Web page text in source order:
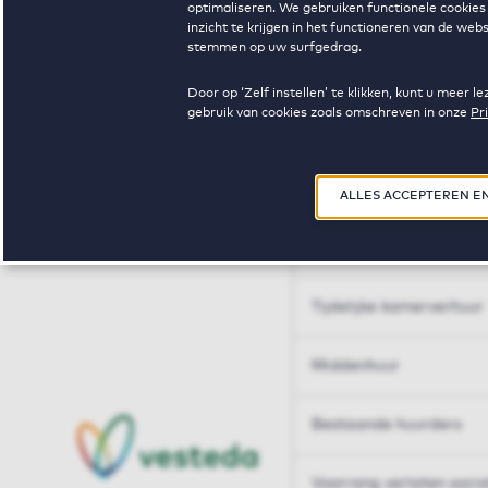
optimaliseren. We gebruiken functionele
inzicht te krijgen in het functioneren van de
stemmen op uw surfgedrag.
Door op ‘Zelf instellen’ te klikken, kunt u meer
gebruik van cookies zoals omschreven in onze
ALLES ACCEPTEREN
Huren op maat
Tijdelijke kamerverhuur
Middenhuur
Bestaande huurders
Voorrang verlaten